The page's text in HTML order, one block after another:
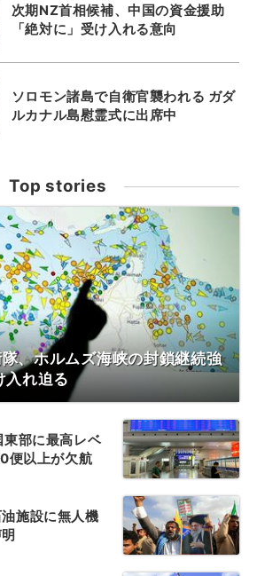
次期NZ首相候補、中国の資金援助
「絶対に」受け入れる意向
ソロモン諸島で自衛官襲われる ガダ
ルカナル島慰霊式に出席中
Top stories
、ホルムズ海峡の封鎖継続強
入れ迫る
部に最高レベ
便以上が欠航
施設に無人機